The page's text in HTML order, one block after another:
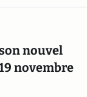
nouvel
novembre